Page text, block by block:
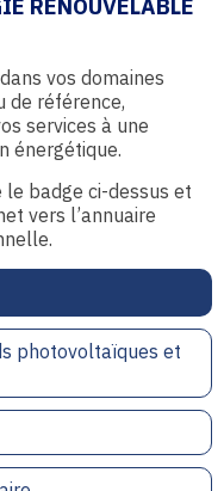
photovoltaïques et
vos domaines
de référence,
services à une
énergétique.
le badge ci-dessus et
vers l’annuaire